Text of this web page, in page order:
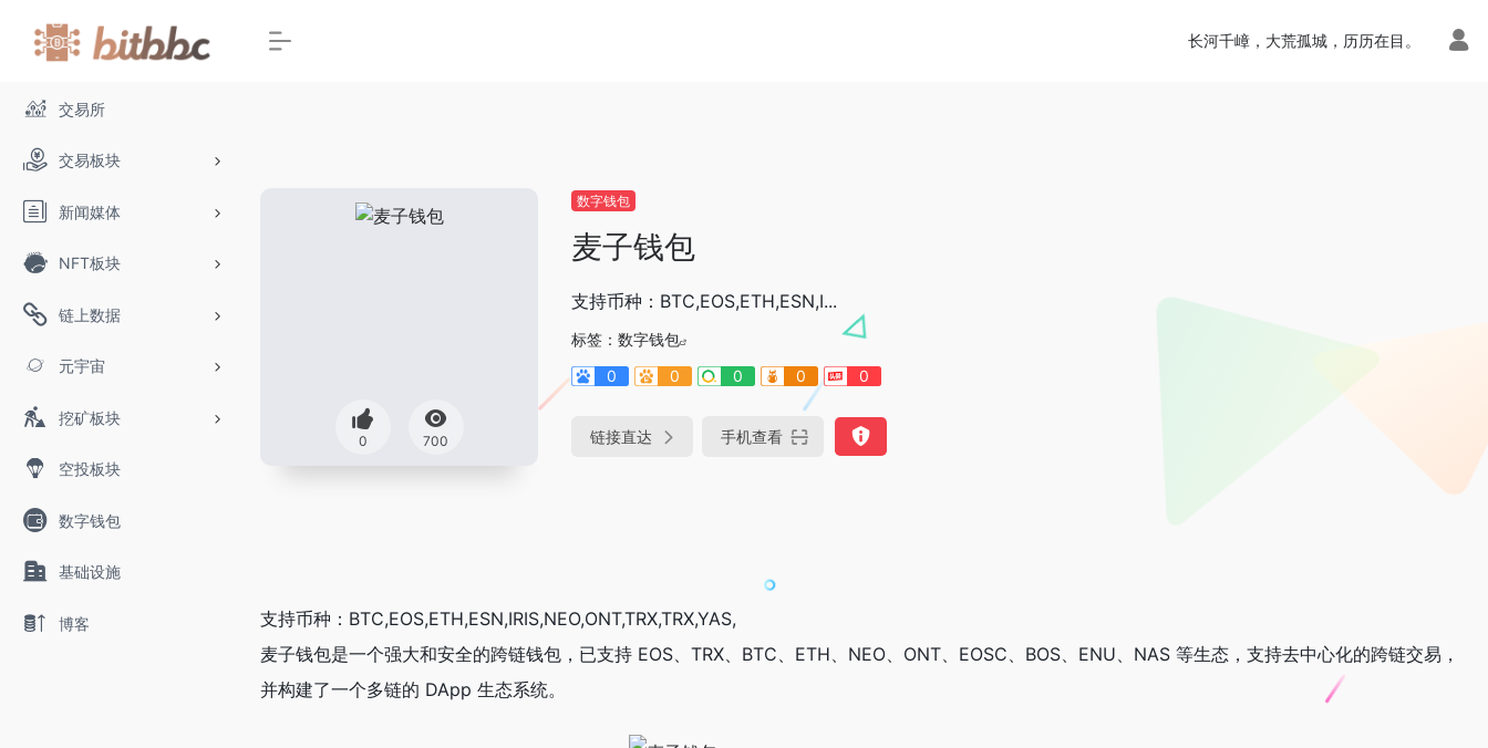
交易所
交易板块
新闻媒体
NFT板块
链上数据
元宇宙
挖矿板块
空投板块
数字钱包
基础设施
博客
长河千嶂，大荒孤城，历历在目。
0 700
数字钱包
麦子钱包
支持币种：BTC,EOS,ETH,ESN,I...
标签： 数字钱包
0
0 0 0 0
链接直达 手机查看
支持币种：BTC,EOS,ETH,ESN,IRIS,NEO,ONT,TRX,TRX,YAS,
麦子钱包是一个强大和安全的跨链钱包，已支持 EOS、TRX、BTC、ETH、NEO、ONT、EOSC、BOS、ENU、NAS 等生态，支持去中心化的跨链交易，
并构建了一个多链的 DApp 生态系统。